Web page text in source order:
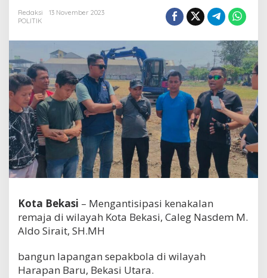
Redaksi
13 November 2023
POLITIK
Kota Bekasi – Mengantisipasi kenakalan
remaja di wilayah Kota Bekasi, Caleg Nasdem M.
Aldo Sirait, SH.MH
bangun lapangan sepakbola di wilayah
Harapan Baru, Bekasi Utara.